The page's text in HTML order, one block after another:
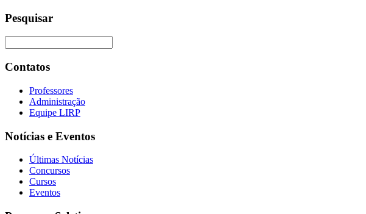
Pesquisar
Contatos
Professores
Administração
Equipe LIRP
Notícias e Eventos
Últimas Notícias
Concursos
Cursos
Eventos